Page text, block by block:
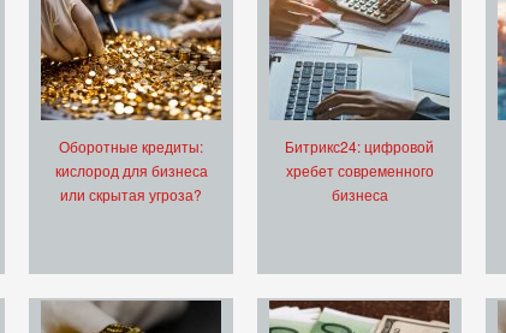
Оборотные кредиты:
кислород для бизнеса
или скрытая угроза?
Битрикс24: цифровой
хребет современного
бизнеса